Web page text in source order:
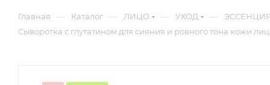
Главная — Каталог — ЛИЦО — УХОД —
Сыворотка с глутатином для сияния и ровного тона кожи